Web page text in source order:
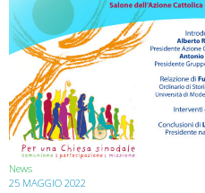
News
25 MAGGIO 2022